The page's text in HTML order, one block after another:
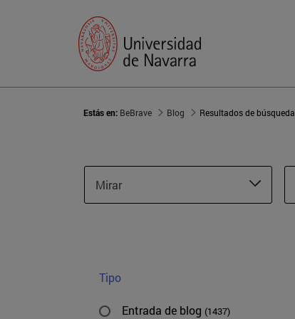
Estás en: BeBrave Blog Resultados de búsqueda
Mirar
Tipo
Entrada de blog (1437)